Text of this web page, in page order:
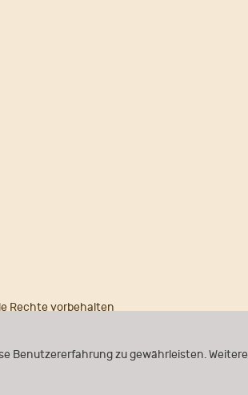
Benutzererfahrung zu gewährleisten. Weitere
Rechte vorbehalten